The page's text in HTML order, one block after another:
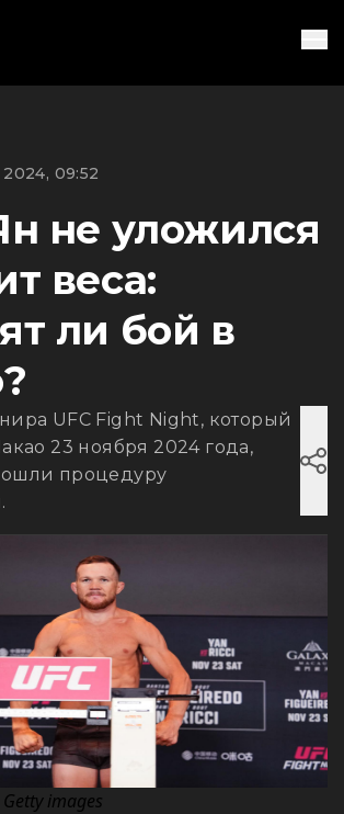
09:52
не уложился
веса:
ли бой в
UFC Fight Night, который
23 ноября 2024 года,
процедуру
images